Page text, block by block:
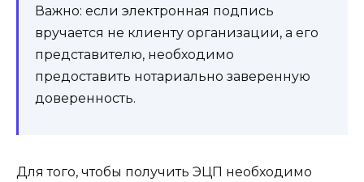
Важно: если электронная подпись
вручается не клиенту организации, а его
представителю, необходимо
предоставить нотариально заверенную
доверенность.
Для того, чтобы получить ЭЦП необходимо